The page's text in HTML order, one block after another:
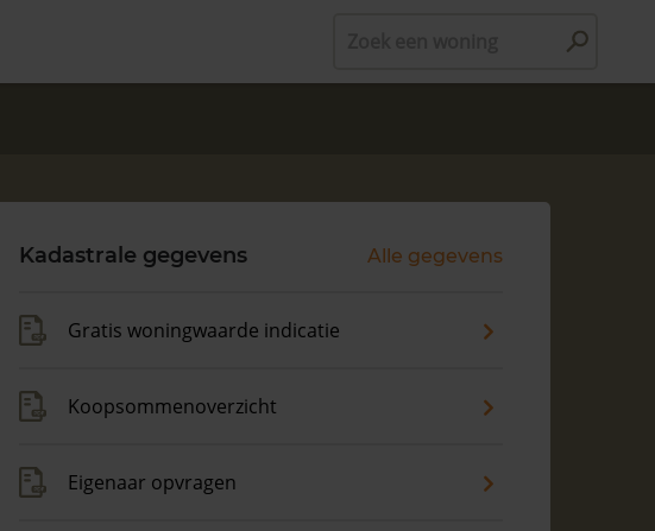
Kadastrale gegevens Alle gegevens
Gratis woningwaarde indicatie
Koopsommenoverzicht
Eigenaar opvragen